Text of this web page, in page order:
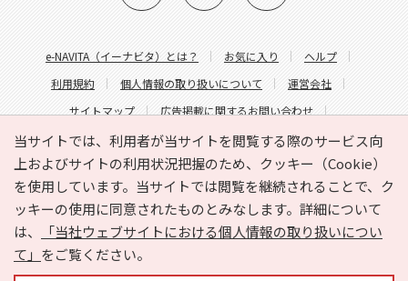
当サイトでは、利用者が当サイトを閲覧する際のサービス向
上およびサイトの利用状況把握のため、クッキー（Cookie）
を使用しています。当サイトでは閲覧を継続されることで、ク
ッキーの使用に同意されたものとみなします。詳細について
は、
「当社ウェブサイトにおける個人情報の取り扱いについ
て」 をご覧ください。
e-NAVITA（イーナビタ）とは？ お気に入り
ヘルプ
利用規約
個人情報の取り扱いについて
運営会社
サイトマップ
広告掲載に関するお問い合わせ
サイトの内容に関するお問い合わせ
Copyright © HYOJITO.Co.,Ltd. All Rights Reserved.